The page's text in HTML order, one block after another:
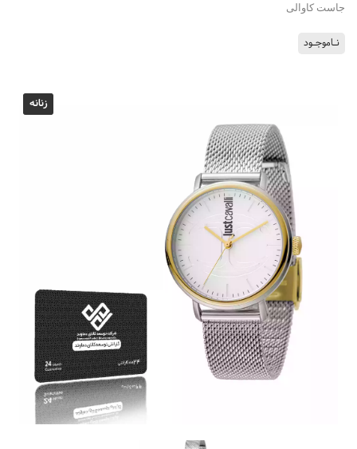
جاست کاوالی
نـاموجـود
زنانه